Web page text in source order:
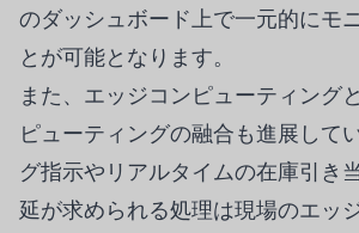
のダッシュボード上で一元的にモ
とが可能となります。
また、エッジコンピューティング
ピューティングの融合も進展して
グ指示やリアルタイムの在庫引き
延が求められる処理は現場のエッ